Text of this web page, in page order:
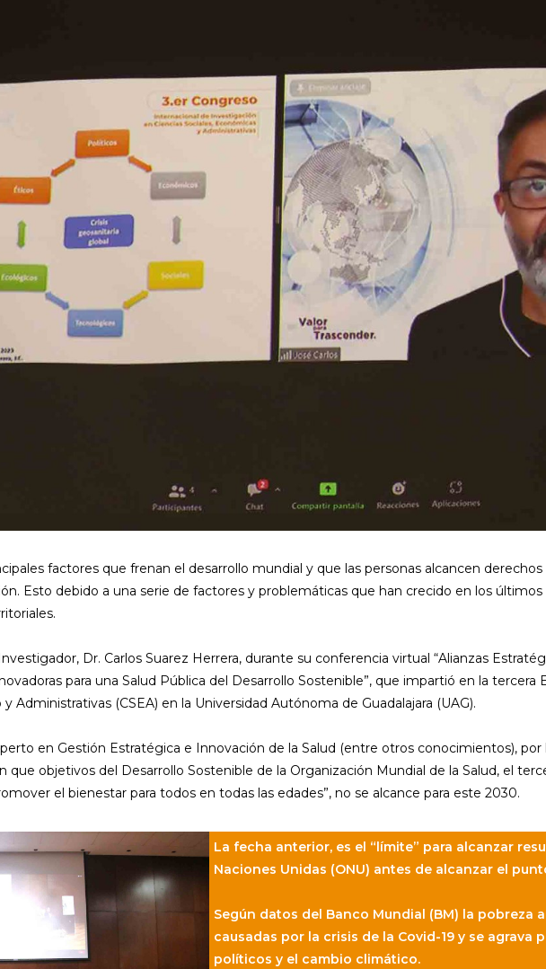
factores que frenan el desarrollo mundial y que las personas alcancen
Esto debido a una serie de factores y problemáticas que han crecido en los
Dr. Carlos Suarez Herrera, durante su conferencia virtual “Alianzas
para una Salud Pública del Desarrollo Sostenible”, que impartió en la
Administrativas (CSEA) en la Universidad Autónoma de Guadalajara (UAG).
en Gestión Estratégica e Innovación de la Salud (entre otros conocimientos),
que objetivos del Desarrollo Sostenible de la Organización Mundial de la Salud, el
el bienestar para todos en todas las edades”, no se alcance para este 2030.
La fecha anterior, es el “límite” para alcanzar
Naciones Unidas (ONU) antes de alcanzar el
Según datos del Banco Mundial (BM) la pobreza
causadas por la crisis de la Covid-19 y se
políticos y el cambio climático.